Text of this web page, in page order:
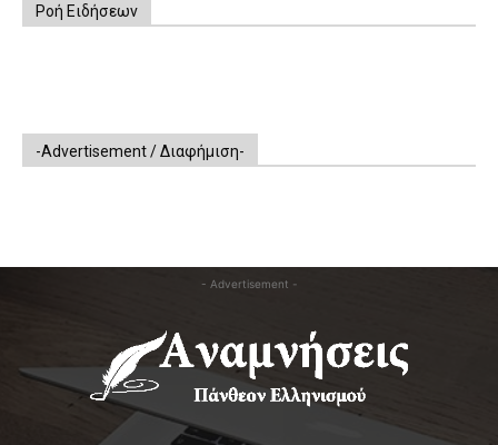
Ροή Ειδήσεων
-Advertisement / Διαφήμιση-
- Advertisement -